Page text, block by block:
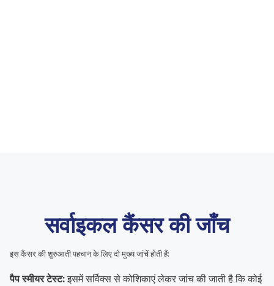
सर्वाइकल कैंसर की जाँच
इस कैंसर की शुरुआती पहचान के लिए दो मुख्य जांचें होती हैं:
पैप स्मीयर टेस्ट:इसमें सर्विक्स से कोशिकाएं लेकर जांच की जाती है कि कोई